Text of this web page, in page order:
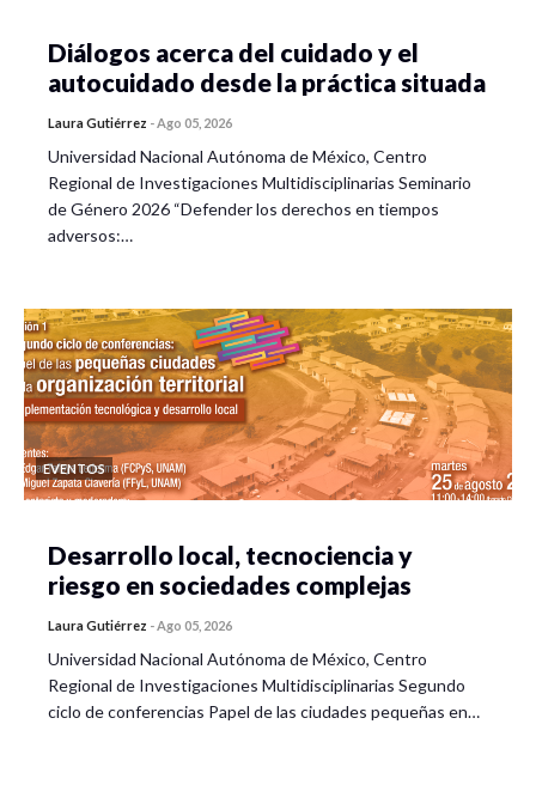
Diálogos acerca del cuidado y el
autocuidado desde la práctica situada
Laura Gutiérrez -Ago 05, 2026
Universidad Nacional Autónoma de México, Centro
Regional de Investigaciones Multidisciplinarias Seminario
de Género 2026 “Defender los derechos en tiempos
adversos:…
EVENTOS
Desarrollo local, tecnociencia y
riesgo en sociedades complejas
Laura Gutiérrez -Ago 05, 2026
Universidad Nacional Autónoma de México, Centro
Regional de Investigaciones Multidisciplinarias Segundo
ciclo de conferencias Papel de las ciudades pequeñas en…